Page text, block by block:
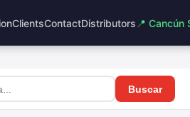
ClientsContactDistributors 📍 Cancún
Buscar